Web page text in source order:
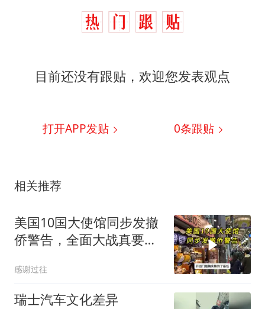
目前还没有跟贴，欢迎您发表观点
打开APP发贴 0条跟贴
相关推荐
美国10国大使馆同步发撤
侨警告，全面大战真要来
感谢过往
瑞士汽车文化差异